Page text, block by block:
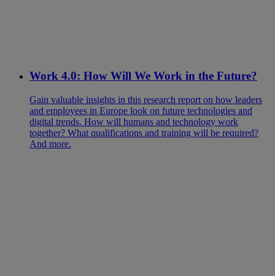
Work 4.0: How Will We Work in the Future?
Gain valuable insights in this research report on how leaders
and employees in Europe look on future technologies and
digital trends. How will humans and technology work
together? What qualifications and training will be required?
And more.